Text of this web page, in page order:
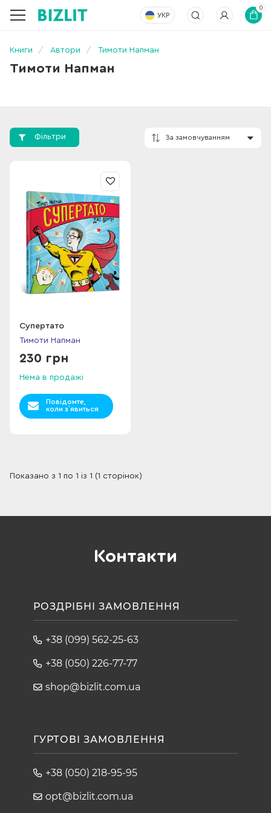
УКР
0
Книги Автори Тимоти Напман
Тимоти Напман
Фільтри
Супертато
Тимоти Напман
230 грн
Нема в продажі
Повідомте,
коли з`явиться
Показано з 1 по 1 із 1 (1 сторінок)
Контакти
РОЗДРІБНІ ЗАМОВЛЕННЯ
+38 (099) 562-25-63
+38 (050) 226-77-77
shop@bizlit.com.ua
ГУРТОВІ ЗАМОВЛЕННЯ
+38 (050) 218-95-95
opt@bizlit.com.ua